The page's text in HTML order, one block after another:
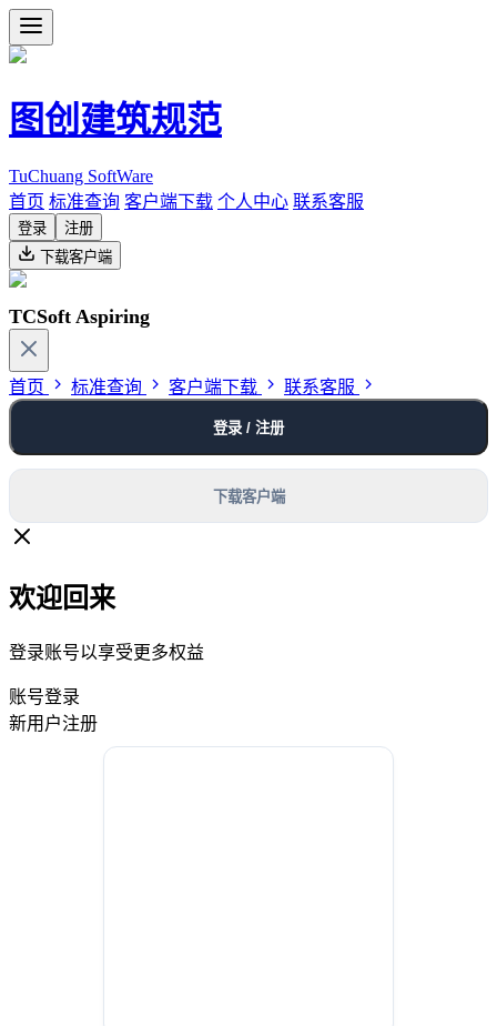
图创建筑规范
TuChuang SoftWare
首页 标准查询 客户端下载 个人中心 联系客服
登录
注册
下载客户端
TCSoft Aspiring
首页 标准查询 客户端下载 联系客服
登录 / 注册
下载客户端
欢迎回来
登录账号以享受更多权益
账号登录
新用户注册